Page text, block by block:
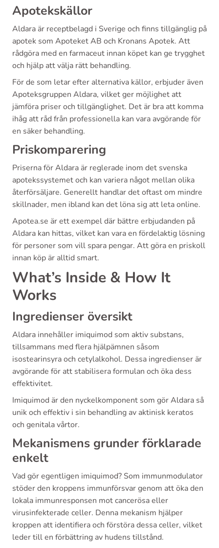
Apotekskällor
Aldara är receptbelagd i Sverige och finns tillgänglig på
apotek som Apoteket AB och Kronans Apotek. Att
rådgöra med en farmaceut innan köpet kan ge trygghet
och hjälp att välja rätt behandling.
För de som letar efter alternativa källor, erbjuder även
Apoteksgruppen Aldara, vilket ger möjlighet att
jämföra priser och tillgänglighet. Det är bra att komma
ihåg att råd från professionella kan vara avgörande för
en säker behandling.
Priskomparering
Priserna för Aldara är reglerade inom det svenska
apotekssystemet och kan variera något mellan olika
återförsäljare. Generellt handlar det oftast om mindre
skillnader, men ibland kan det löna sig att leta online.
Apotea.se är ett exempel där bättre erbjudanden på
Aldara kan hittas, vilket kan vara en fördelaktig lösning
för personer som vill spara pengar. Att göra en priskoll
innan köp är alltid smart.
What’s Inside & How It
Works
Ingredienser översikt
Aldara innehåller imiquimod som aktiv substans,
tillsammans med flera hjälpämnen såsom
isostearinsyra och cetylalkohol. Dessa ingredienser är
avgörande för att stabilisera formulan och öka dess
effektivitet.
Imiquimod är den nyckelkomponent som gör Aldara så
unik och effektiv i sin behandling av aktinisk keratos
och genitala vårtor.
Mekanismens grunder förklarade
enkelt
Vad gör egentligen imiquimod? Som immunmodulator
stöder den kroppens immunförsvar genom att öka den
lokala immunresponsen mot cancerösa eller
virusinfekterade celler. Denna mekanism hjälper
kroppen att identifiera och förstöra dessa celler, vilket
leder till en förbättring av hudens tillstånd.